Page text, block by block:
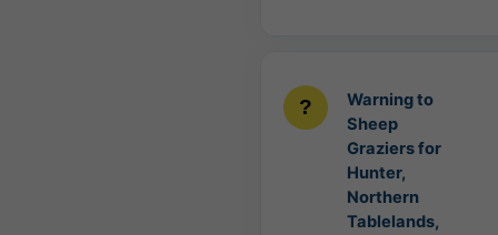
Warning to
Sheep
Graziers for
Hunter,
Northern
Tablelands,